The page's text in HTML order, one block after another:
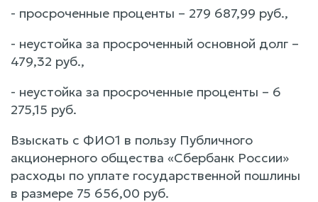
- просроченные проценты – 279 687,99 руб.,
- неустойка за просроченный основной долг –
479,32 руб.,
- неустойка за просроченные проценты – 6
275,15 руб.
Взыскать с ФИО1 в пользу Публичного
акционерного общества «Сбербанк России»
расходы по уплате государственной пошлины
в размере 75 656,00 руб.